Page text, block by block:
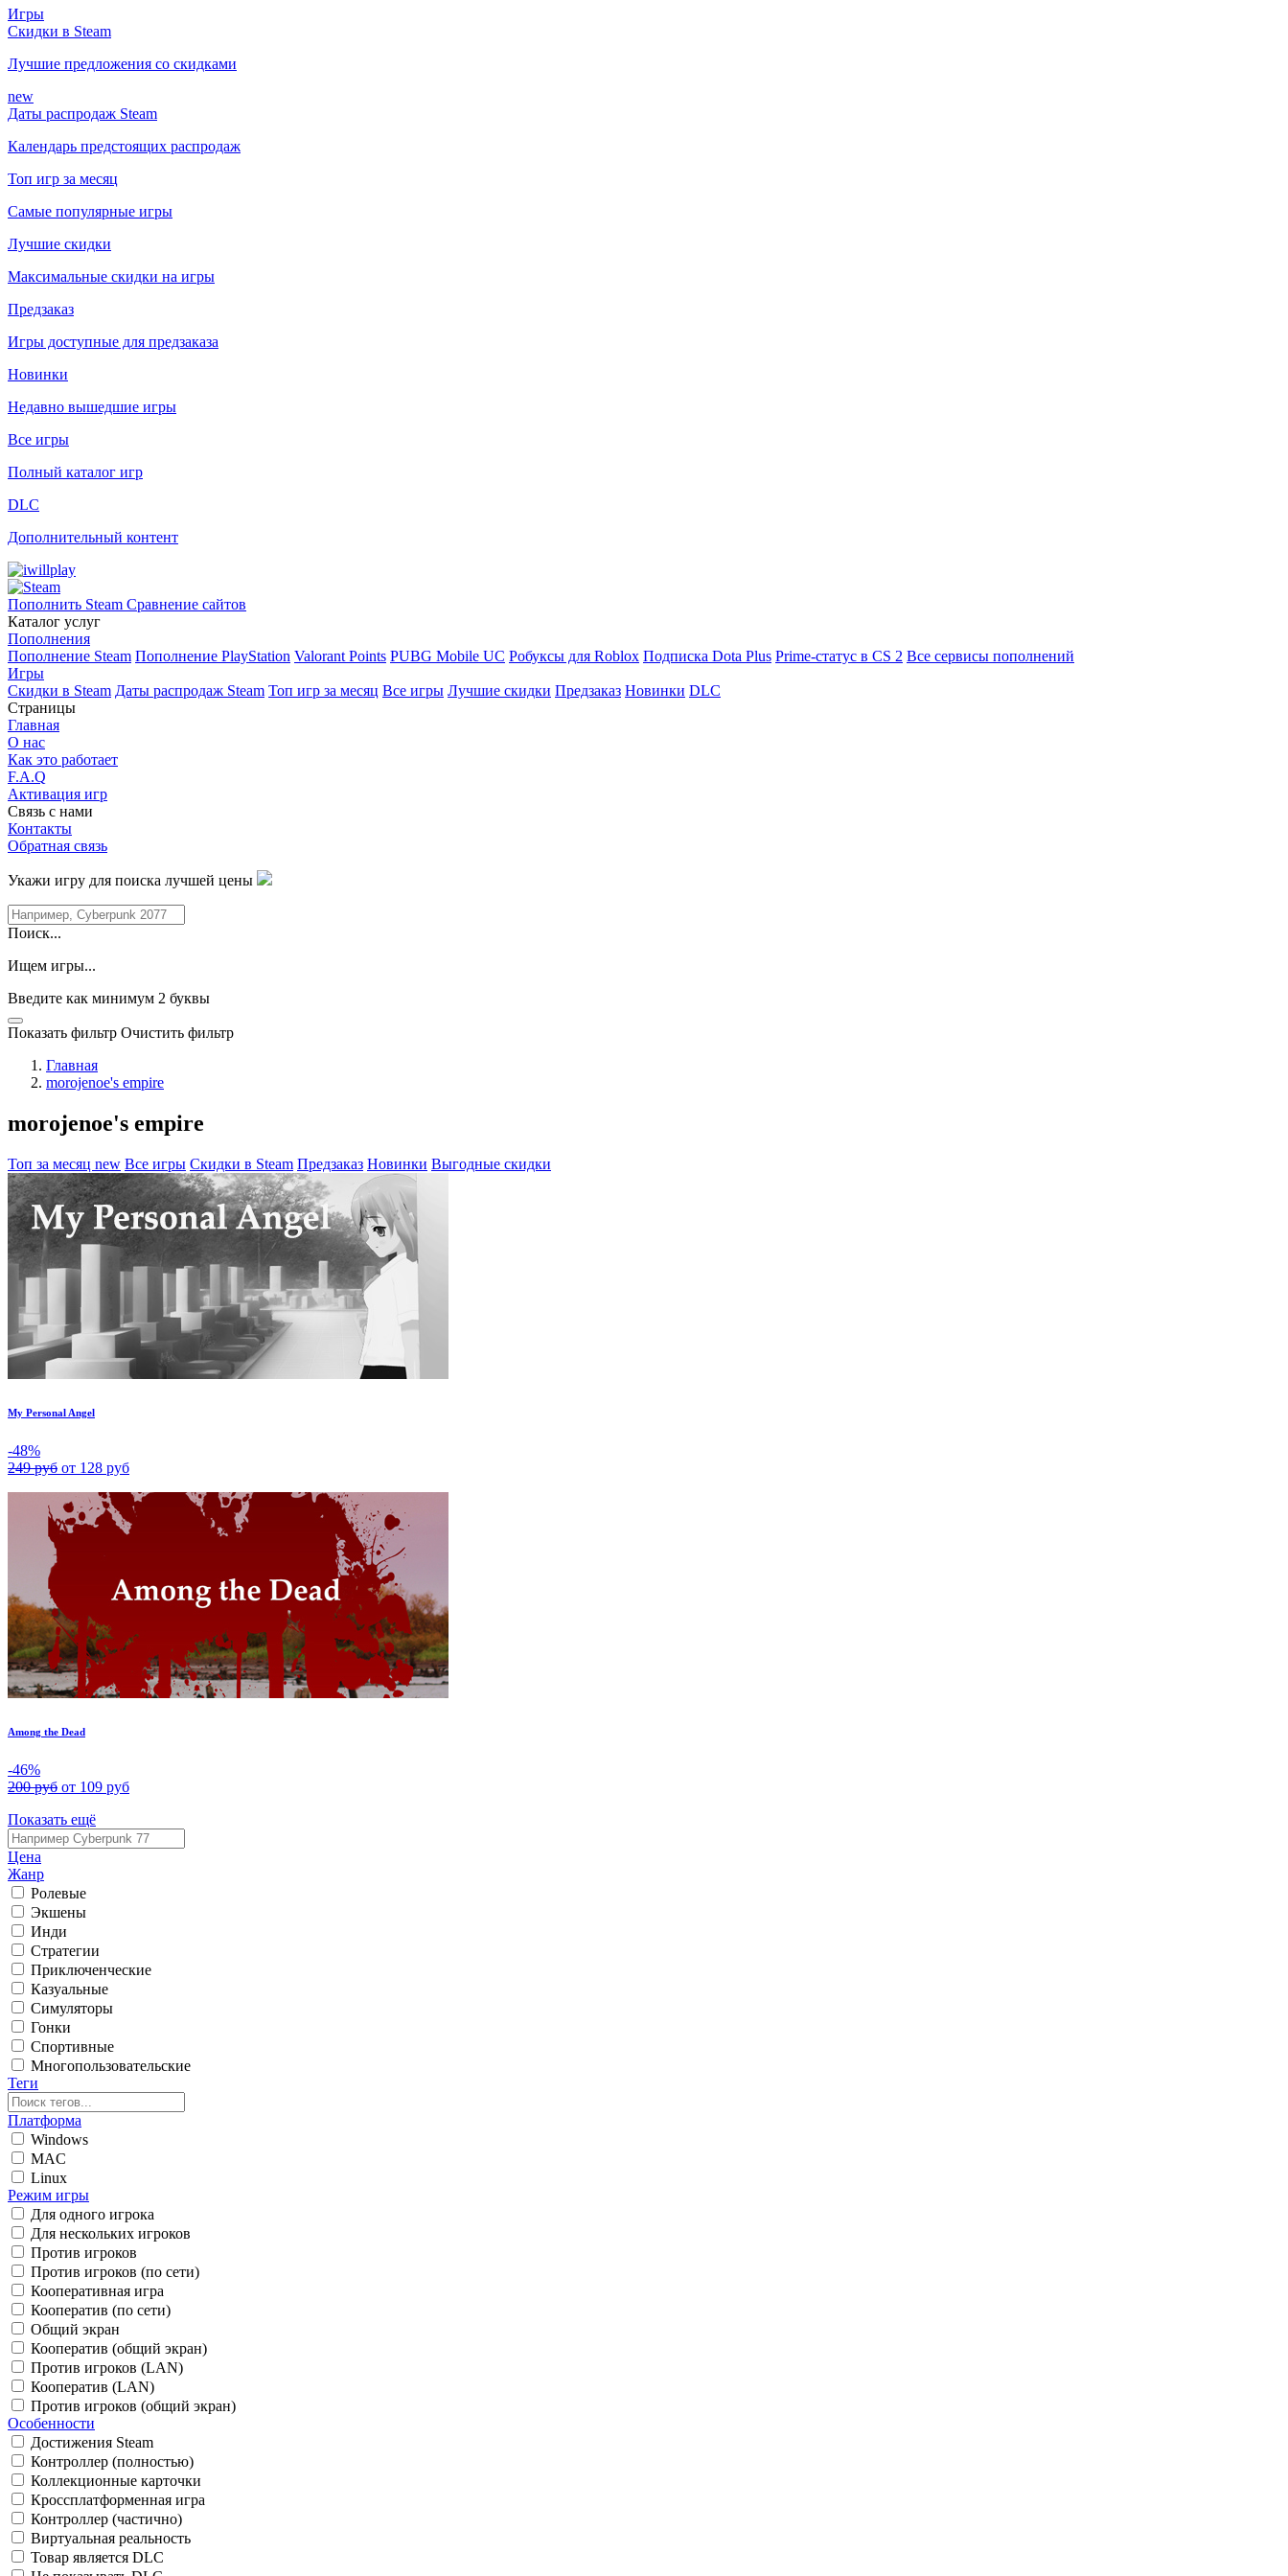
Игры
Скидки в Steam
Лучшие предложения со скидками
new
Даты распродаж Steam
Календарь предстоящих распродаж
Топ игр за месяц
Самые популярные игры
Лучшие скидки
Максимальные скидки на игры
Предзаказ
Игры доступные для предзаказа
Новинки
Недавно вышедшие игры
Все игры
Полный каталог игр
DLC
Дополнительный контент
Пополнить Steam Сравнение сайтов
Каталог услуг
Пополнения
Пополнение Steam Пополнение PlayStation Valorant Points PUBG Mobile UC Робуксы для Roblox Подписка Dota Plus Prime-статус в CS 2 Все сервисы пополнений
Игры
Скидки в Steam Даты распродаж Steam Топ игр за месяц Все игры Лучшие скидки Предзаказ Новинки DLC
Страницы
Главная
О нас
Как это работает
F.A.Q
Активация игр
Связь с нами
Контакты
Обратная связь
Укажи игру для поиска лучшей цены
Поиск...
Ищем игры...
Введите как минимум 2 буквы
Показать фильтр Очистить фильтр
Главная
morojenoe's empire
morojenoe's empire
Топ за месяц new Все игры Скидки в Steam Предзаказ Новинки Выгодные скидки
My Personal Angel
-48%
249 руб от 128 руб
Among the Dead
-46%
200 руб от 109 руб
Показать ещё
Цена
Жанр
Ролевые
Экшены
Инди
Стратегии
Приключенческие
Казуальные
Симуляторы
Гонки
Спортивные
Многопользовательские
Теги
Платформа
Windows
MAC
Linux
Режим игры
Для одного игрока
Для нескольких игроков
Против игроков
Против игроков (по сети)
Кооперативная игра
Кооператив (по сети)
Общий экран
Кооператив (общий экран)
Против игроков (LAN)
Кооператив (LAN)
Против игроков (общий экран)
Особенности
Достижения Steam
Контроллер (полностью)
Коллекционные карточки
Кроссплатформенная игра
Контроллер (частично)
Виртуальная реальность
Товар является DLC